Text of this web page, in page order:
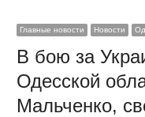
Главные новости Новости
В бою за
Одесской
Мальченко,